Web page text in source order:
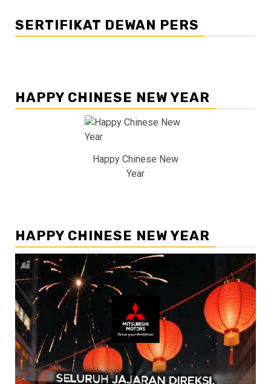
SERTIFIKAT DEWAN PERS
HAPPY CHINESE NEW YEAR
Happy Chinese New
Year
HAPPY CHINESE NEW YEAR